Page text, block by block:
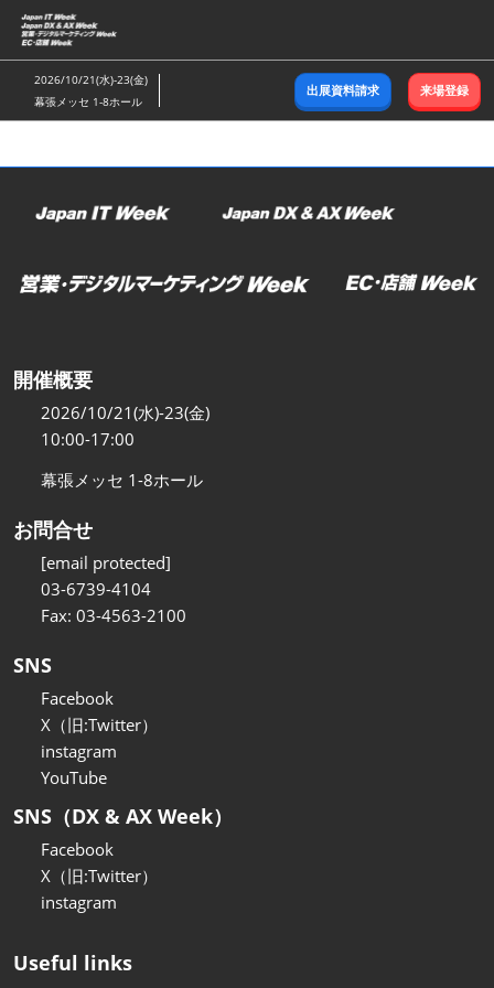
ス
キ
ッ
し
2026/10/21(水)-23(金)
幕張メッセ 1-8ホール
出展資料請求 来場登録
開催概要
2026/10/21(水)-23(金)
10:00-17:00
幕張メッセ 1-8ホール
お問合せ
[email protected]
03-6739-4104
Fax: 03-4563-2100
SNS
Facebook
X（旧:Twitter）
instagram
YouTube
SNS（DX & AX Week）
Facebook
X（旧:Twitter）
instagram
Useful links